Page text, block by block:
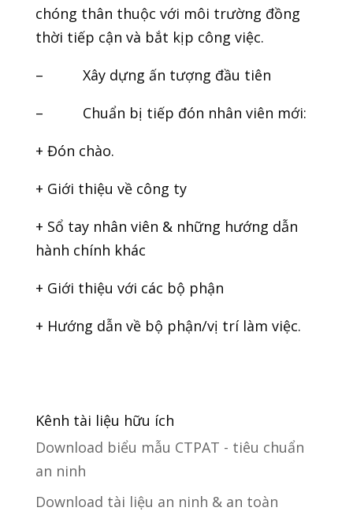
chóng thân thuộc với môi trường đồng
thời tiếp cận và bắt kịp công việc.
– Xây dựng ấn tượng đầu tiên
– Chuẩn bị tiếp đón nhân viên mới:
+ Đón chào.
+ Giới thiệu về công ty
+ Sổ tay nhân viên & những hướng dẫn
hành chính khác
+ Giới thiệu với các bộ phận
+ Hướng dẫn về bộ phận/vị trí làm việc.
Kênh tài liệu hữu ích
Download biểu mẫu CTPAT - tiêu chuẩn
an ninh
Download tài liệu an ninh & an toàn